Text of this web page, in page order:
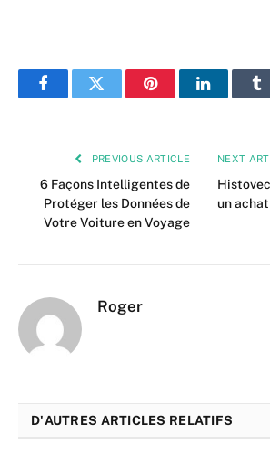
FacebookTwitter PinterestLinkedIn
PREVIOUS ARTICLE
6 Façons Intelligentes de
Protéger les Données de
Votre Voiture en Voyage
NEXT
un
Roger
D'AUTRES ARTICLES RELATIFS